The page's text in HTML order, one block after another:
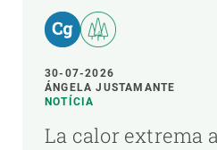
30-07-2026
ÁNGELA JUSTAMANTE
NOTÍCIA
La calor extrema